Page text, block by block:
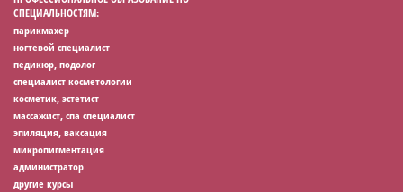
СПЕЦИАЛЬНОСТЯМ:
парикмахер
ногтевой специалист
педикюр, подолог
специалист косметологии
косметик, эстетист
массажист, спа специалист
эпиляция, ваксация
микропигментация
администратор
другие курсы